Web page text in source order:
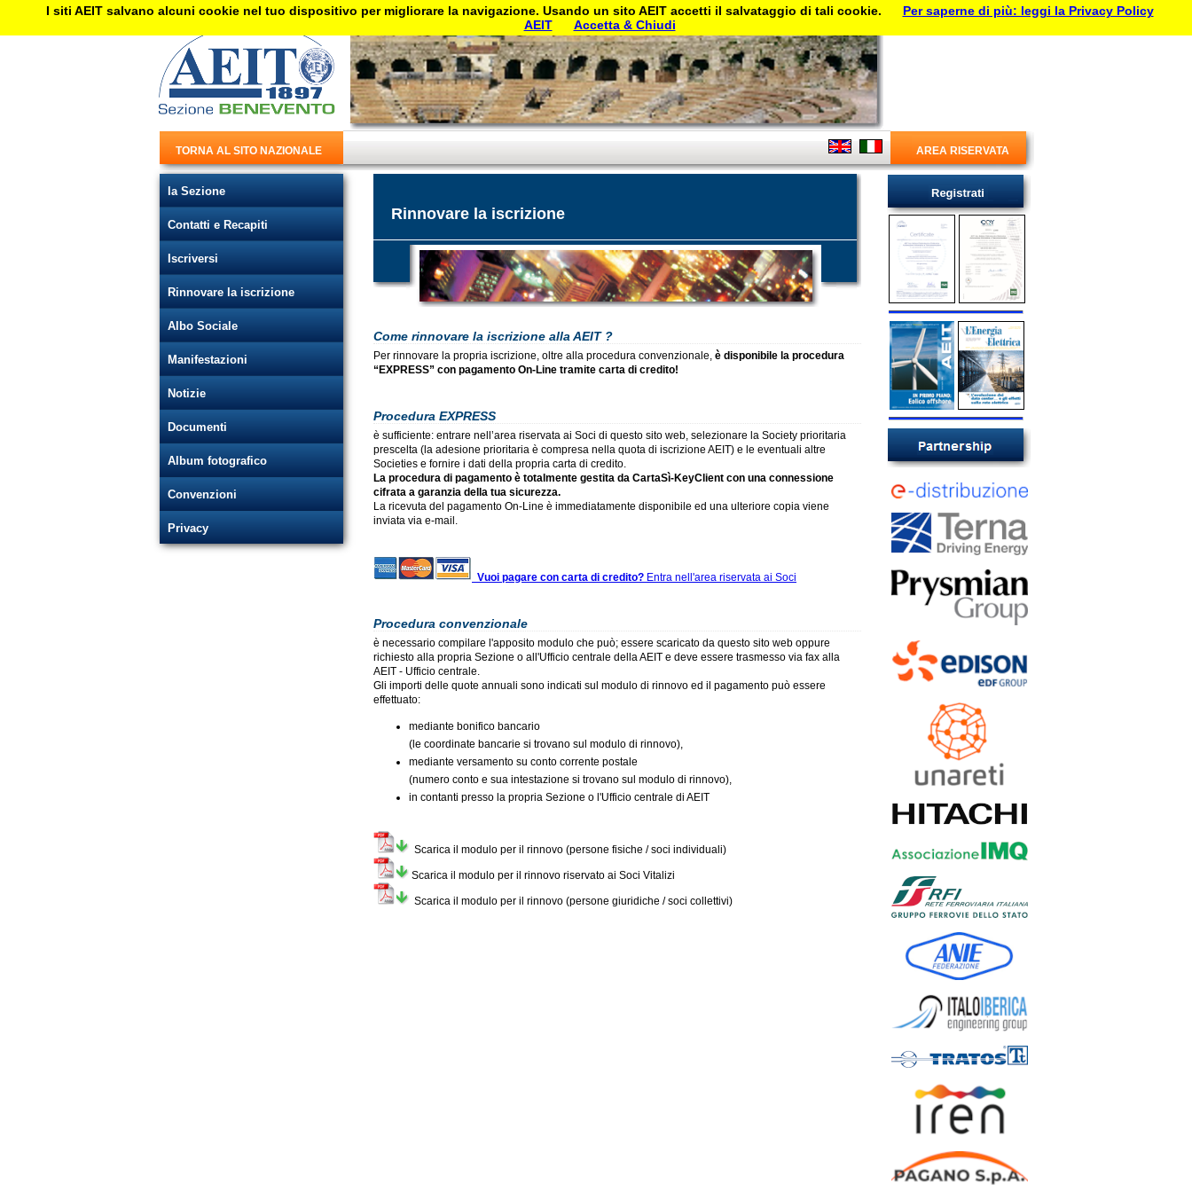
TORNA AL SITO NAZIONALE AREA RISERVATA
la Sezione
Contatti e Recapiti
Iscriversi
Rinnovare la iscrizione
Albo Sociale
Manifestazioni
Notizie
Documenti
Album fotografico
Convenzioni
Privacy
Rinnovare la iscrizione
Come rinnovare la iscrizione alla AEIT ?
Per rinnovare la propria iscrizione, oltre alla procedura convenzionale, è disponibile la procedura
“EXPRESS” con pagamento On-Line tramite carta di credito!
Procedura EXPRESS
è sufficiente: entrare nell’area riservata ai Soci di questo sito web, selezionare la Society prioritaria
prescelta (la adesione prioritaria è compresa nella quota di iscrizione AEIT) e le eventuali altre
Societies e fornire i dati della propria carta di credito.
La procedura di pagamento è totalmente gestita da CartaSì-KeyClient con una connessione
cifrata a garanzia della tua sicurezza.
La ricevuta del pagamento On-Line è immediatamente disponibile ed una ulteriore copia viene
inviata via e-mail.
Vuoi pagare con carta di credito? Entra nell'area riservata ai Soci
Procedura convenzionale
è necessario compilare l'apposito modulo che può; essere scaricato da questo sito web oppure
richiesto alla propria Sezione o all'Ufficio centrale della AEIT e deve essere trasmesso via fax alla
AEIT - Ufficio centrale.
Gli importi delle quote annuali sono indicati sul modulo di rinnovo ed il pagamento può essere
effettuato:
mediante bonifico bancario
(le coordinate bancarie si trovano sul modulo di rinnovo),
mediante versamento su conto corrente postale
(numero conto e sua intestazione si trovano sul modulo di rinnovo),
in contanti presso la propria Sezione o l'Ufficio centrale di AEIT
Scarica il modulo per il rinnovo (persone fisiche / soci individuali)
Scarica il modulo per il rinnovo riservato ai Soci Vitalizi
Scarica il modulo per il rinnovo (persone giuridiche / soci collettivi)
I siti AEIT salvano alcuni cookie nel tuo dispositivo per migliorare la navigazione. Usando un sito AEIT accetti il salvataggio di tali cookie.
Per saperne di più: leggi la Privacy Policy
AEIT
Accetta & Chiudi